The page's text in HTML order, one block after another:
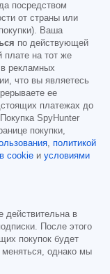
посредством
от страны или
Ваша
по действующей
плате на тот же
рекламных
что вы являетесь
ее
платежах до
SpyHunter
покупки,
, политикой
cookie и условиями
действительна в
После этого
покупок будет
меняться, однако мы